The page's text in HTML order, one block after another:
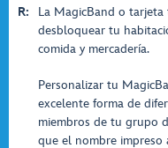
R:
La MagicBand o
desbloquear tu
comida y mercadería.
Personalizar tu
excelente forma de
miembros de tu grupo
que el nombre impreso